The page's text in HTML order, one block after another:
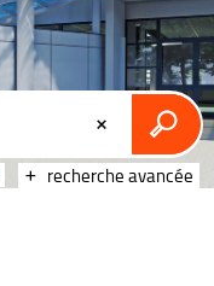
recherche avancée